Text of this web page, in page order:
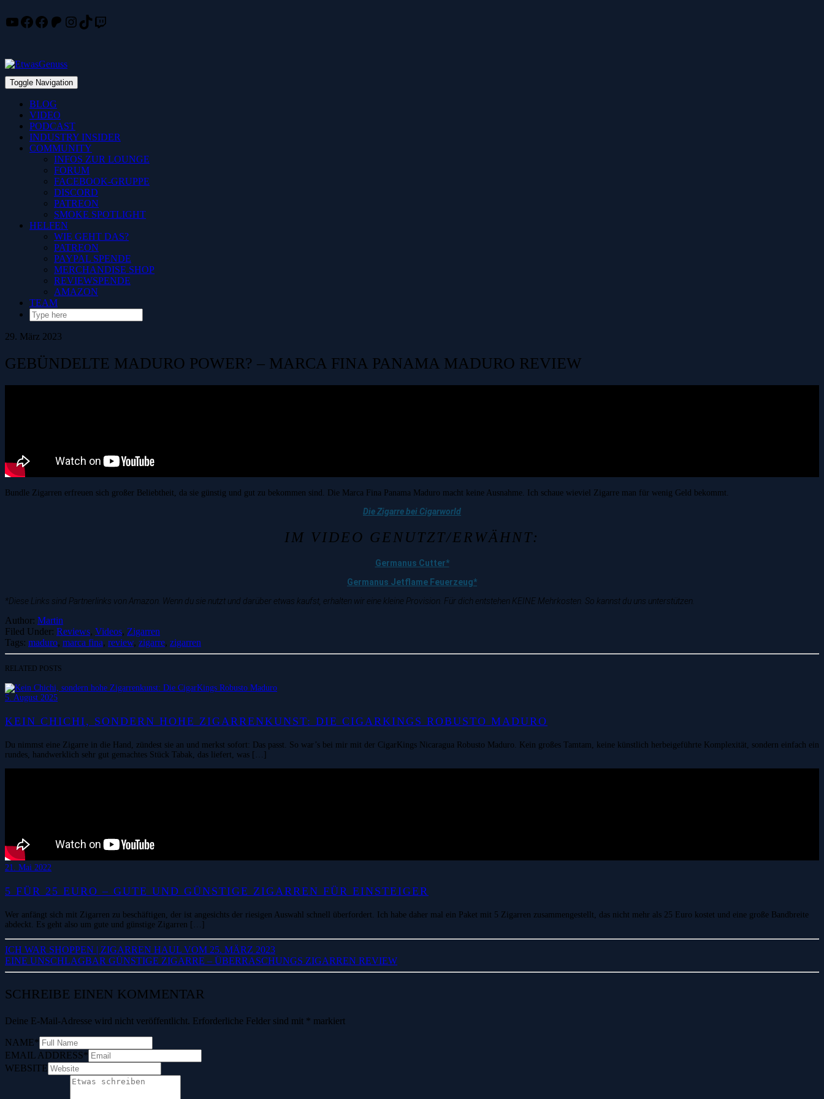
Skip
YouTube
Facebook
Facebook
Patreon
Instagram
TikTok
Twitch
Toggle Navigation
BLOG
VIDEO
PODCAST
INDUSTRY INSIDER
COMMUNITY
INFOS ZUR LOUNGE
FORUM
FACEBOOK-GRUPPE
DISCORD
PATREON
SMOKE SPOTLIGHT
HELFEN
WIE GEHT DAS?
PATREON
PAYPAL SPENDE
MERCHANDISE SHOP
REVIEWSPENDE
AMAZON
TEAM
29. März 2023
GEBÜNDELTE MADURO POWER? – MARCA FINA PANAMA MADURO REVIEW
Bundle Zigarren erfreuen sich großer Beliebtheit, da sie günstig und gut zu bekommen sind. Die Marca Fina Panama Maduro macht keine Ausnahme. Ich schaue wieviel Zigarre man für wenig Geld bekommt.
Die Zigarre bei Cigarworld
IM VIDEO GENUTZT/ERWÄHNT:
Germanus Cutter*
Germanus Jetflame Feuerzeug*
*Diese Links sind Partnerlinks von Amazon. Wenn du sie nutzt und darüber etwas kaufst, erhalten wir eine kleine Provision. Für dich entstehen KEINE Mehrkosten. So kannst du uns unterstützen.
Author: Martin
Filed Under: Reviews, Videos, Zigarren
Tags: maduro, marca fina, review, zigarre, zigarren
RELATED POSTS
5. August 2025
KEIN CHICHI, SONDERN HOHE ZIGARRENKUNST: DIE CIGARKINGS ROBUSTO MADURO
Du nimmst eine Zigarre in die Hand, zündest sie an und merkst sofort: Das passt. So war’s bei mir mit der CigarKings Nicaragua Robusto Maduro. Kein großes Tamtam, keine künstlich herbeigeführte Komplexität, sondern einfach ein
rundes, handwerklich sehr gut gemachtes Stück Tabak, das liefert, was […]
21. Mai 2022
5 FÜR 25 EURO – GUTE UND GÜNSTIGE ZIGARREN FÜR EINSTEIGER
Wer anfängt sich mit Zigarren zu beschäftigen, der ist angesichts der riesigen Auswahl schnell überfordert. Ich habe daher mal ein Paket mit 5 Zigarren zusammengestellt, das nicht mehr als 25 Euro kostet und eine große Bandbreite
abdeckt. Es geht also um gute und günstige Zigarren […]
ICH WAR SHOPPEN | ZIGARREN HAUL VOM 25. MÄRZ 2023
EINE UNSCHLAGBAR GÜNSTIGE ZIGARRE – ÜBERRASCHUNGS ZIGARREN REVIEW
SCHREIBE EINEN KOMMENTAR
Deine E-Mail-Adresse wird nicht veröffentlicht. Erforderliche Felder sind mit * markiert
NAME*
EMAIL ADDRESS*
WEBSITE